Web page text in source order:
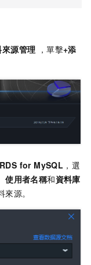
來源管理 ，單擊+添
RDS for MySQL ，選
使用者名稱和資料庫
源。